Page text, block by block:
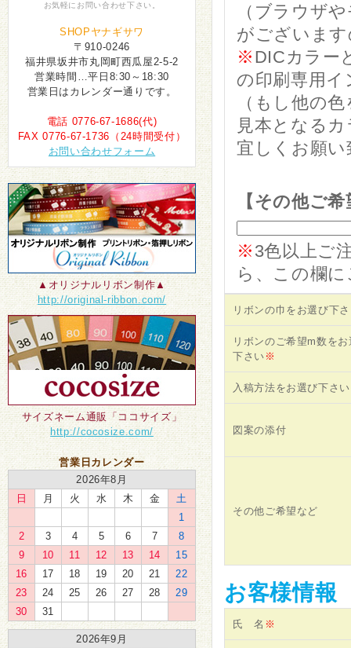
お気軽にお問い合わせ下さい。
SHOPヤナギサワ
〒910-0246
福井県坂井市丸岡町西瓜屋2-5-2
営業時間…平日8:30～18:30
営業日はカレンダー通りです。
電話 0776-67-1686(代)
FAX 0776-67-1736（24時間受付）
お問い合わせフォーム
▲オリジナルリボン制作▲
http://original-ribbon.com/
サイズネーム通販「ココサイズ」
http://cocosize.com/
営業日カレンダー
2026年8月
日
月 火 水 木 金
土
1
2
3 4 5 6 7
8
9
10 11 12 13 14
15
16
17 18 19 20 21
22
23
24 25 26 27 28
29
30
31
2026年9月
（ブラウザ
がございま
※ DICカラー
の印刷専用
（もし他の
見本となる
宜しくお願
【その他ご
※ 3色以上ご
ら、この欄
リボンの巾をお選び下
リボンのご希望m数を
下さい ※
入稿方法をお選び下さい
図案の添付
その他ご希望など
お客様情報
氏 名 ※